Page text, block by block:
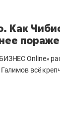
Как
Online»
всё